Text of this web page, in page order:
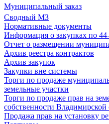
Муниципальный заказ
Сводный МЗ
Нормативные документы
Информация о закупках по
Отчет о размещении
Архив реестра контрактов
Архив закупок
Закупки вне системы
Торги по продаже
земельные участки
Торги по продаже прав на
собственности Владимирской
Продажа прав на установку